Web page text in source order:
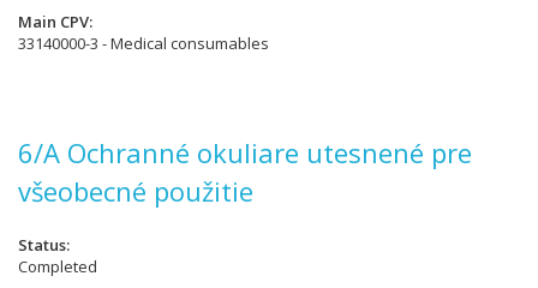
Main CPV
33140000-3 - Medical consumables
6/A Ochranné okuliare utesnené pre
všeobecné použitie
Status
Completed